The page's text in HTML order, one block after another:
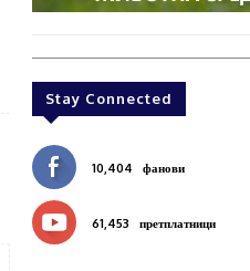
Stay Connected
10,404 фанови
61,453 претплатници